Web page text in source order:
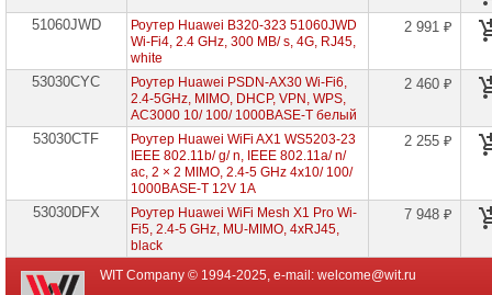
Оборудование
NetPing
оборудование
Mikrotik
оборудование
HP
Сетевое
оборудование
Cisco
51060JWD
Роутер Huawei B320-323 51060JWD
Wi-Fi4, 2.4 GHz, 300 MB/ s, 4G, RJ45,
white
2 991 ₽
53030CYC
Роутер Huawei PSDN-AX30 Wi-Fi6,
2.4-5GHz, MIMO, DHCP, VPN, WPS,
AC3000 10/ 100/ 1000BASE-T белый
2 460 ₽
53030CTF
Роутер Huawei WiFi AX1 WS5203-23
IEEE 802.11b/ g/ n, IEEE 802.11a/ n/
ac, 2 × 2 MIMO, 2.4-5 GHz 4x10/ 100/
1000BASE-T 12V 1A
2 255 ₽
53030DFX
Роутер Huawei WiFi Mesh X1 Pro Wi-
Fi5, 2.4-5 GHz, MU-MIMO, 4xRJ45,
black
7 948 ₽
WIT Company © 1994-2025, e-mail: welcome@wit.ru